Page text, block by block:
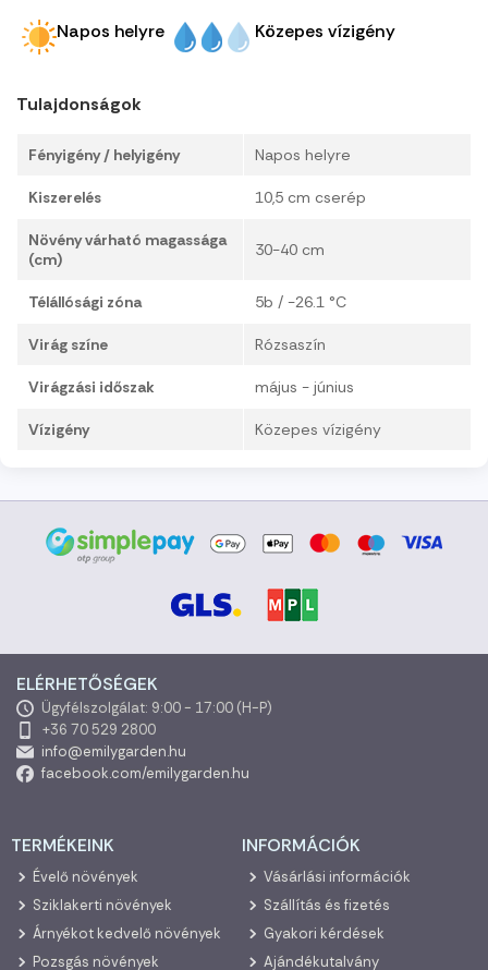
Napos helyre Közepes vízigény
Tulajdonságok
Fényigény / helyigény Napos helyre
Kiszerelés 10,5 cm cserép
Növény várható magassága
(cm)
30-40 cm
Télállósági zóna 5b / -26.1 °C
Virág színe Rózsaszín
Virágzási időszak május - június
Vízigény Közepes vízigény
ELÉRHETŐSÉGEK
Ügyfélszolgálat: 9:00 - 17:00 (H-P)
+36 70 529 2800
info@emilygarden.hu
facebook.com/emilygarden.hu
TERMÉKEINK
Évelő növények
Sziklakerti növények
Árnyékot kedvelő növények
Pozsgás növények
INFORMÁCIÓK
Vásárlási információk
Szállítás és fizetés
Gyakori kérdések
Ajándékutalvány